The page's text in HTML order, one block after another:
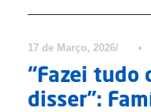
17 de Março, 2026 •
“Fazei tudo
disser”: